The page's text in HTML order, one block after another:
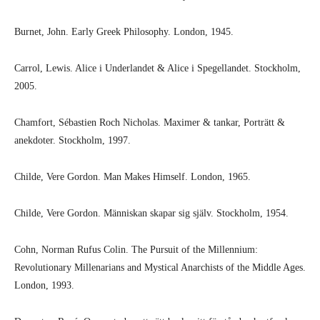
Burnet, John. Early Greek Philosophy. London, 1945.
Carrol, Lewis. Alice i Underlandet & Alice i Spegellandet. Stockholm,
2005.
Chamfort, Sébastien Roch Nicholas. Maximer & tankar, Porträtt &
anekdoter. Stockholm, 1997.
Childe, Vere Gordon. Man Makes Himself. London, 1965.
Childe, Vere Gordon. Människan skapar sig själv. Stockholm, 1954.
Cohn, Norman Rufus Colin. The Pursuit of the Millennium:
Revolutionary Millenarians and Mystical Anarchists of the Middle Ages.
London, 1993.